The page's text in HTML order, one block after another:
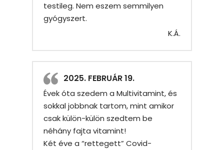
testileg. Nem eszem semmilyen
gyógyszert.
K.Á.
2025. FEBRUÁR 19.
Évek óta szedem a Multivitamint, és
sokkal jobbnak tartom, mint amikor
csak külön-külön szedtem be
néhány fajta vitamint!
Két éve a “rettegett” Covid-